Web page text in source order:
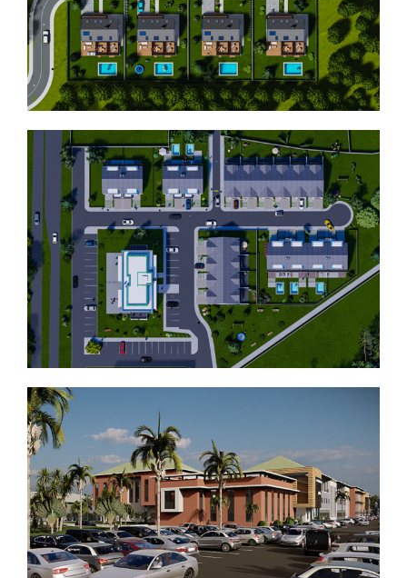
collectif de 22 appartements
Projet de 8 maisons individuelles
Bâtiment de logement collectif